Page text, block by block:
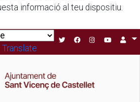
informació al teu dispositiu.
Translate